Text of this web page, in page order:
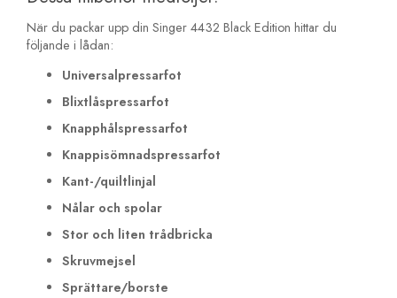
När du packar upp din Singer 4432 Black Edition hittar du
följande i lådan:
Universalpressarfot
Blixtlåspressarfot
Knapphålspressarfot
Knappisömnadspressarfot
Kant-/quiltlinjal
Nålar och spolar
Stor och liten trådbricka
Skruvmejsel
Sprättare/borste